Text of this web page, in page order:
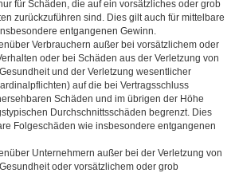
für Schäden, die auf ein vorsätzliches oder grob
zurückzuführen sind. Dies gilt auch für mittelbare
entgangenen Gewinn.
Verbrauchern außer bei vorsätzlichem oder
oder bei Schäden aus der Verletzung von
und der Verletzung wesentlicher
auf die bei Vertragsschluss
Schäden und im übrigen der Höhe
Durchschnittsschäden begrenzt. Dies
Folgeschäden wie insbesondere entgangenen
Unternehmern außer bei der Verletzung von
oder vorsätzlichem oder grob